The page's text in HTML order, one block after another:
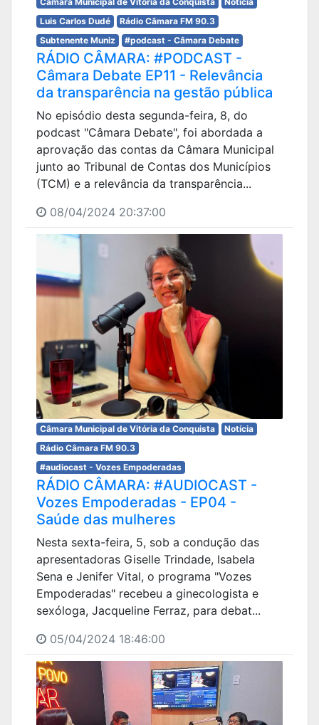
Luis Carlos Dudé
Rádio Câmara FM 90.3
Subtenente Muniz
#podcast - Câmara Debate
RÁDIO CÂMARA: #PODCAST -
Câmara Debate EP11 - Relevância
da transparência na gestão pública
No episódio desta segunda-feira, 8, do
podcast "Câmara Debate", foi abordada a
aprovação das contas da Câmara Municipal
junto ao Tribunal de Contas dos Municípios
(TCM) e a relevância da transparência...
08/04/2024 20:37:00
Câmara Municipal de Vitória da Conquista
Notícia
Rádio Câmara FM 90.3
#audiocast - Vozes Empoderadas
RÁDIO CÂMARA: #AUDIOCAST -
Vozes Empoderadas - EP04 -
Saúde das mulheres
Nesta sexta-feira, 5, sob a condução das
apresentadoras Giselle Trindade, Isabela
Sena e Jenifer Vital, o programa "Vozes
Empoderadas" recebeu a ginecologista e
sexóloga, Jacqueline Ferraz, para debat...
05/04/2024 18:46:00